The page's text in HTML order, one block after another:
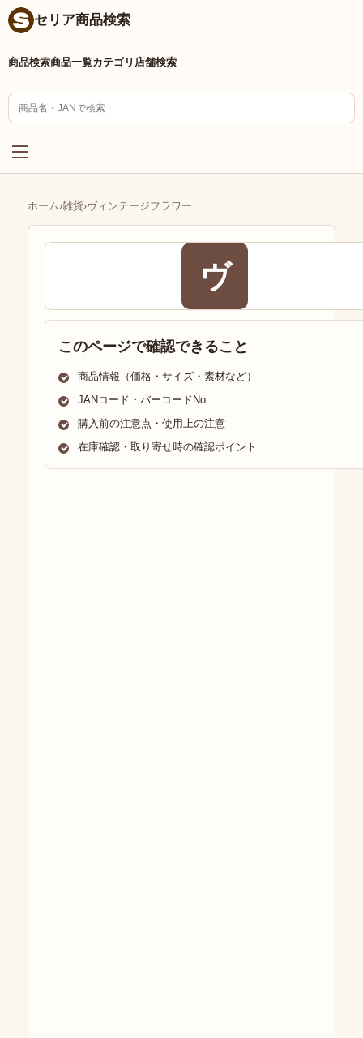
セリア商品検索
商品検索商品一覧カテゴリ 店舗検索
ホーム›雑貨›ヴィンテージフラワー
ヴ
このページで確認できること
商品情報（価格・サイズ・素材など）
JANコード・バーコードNo
購入前の注意点・使用上の注意
在庫確認・取り寄せ時の確認ポイント